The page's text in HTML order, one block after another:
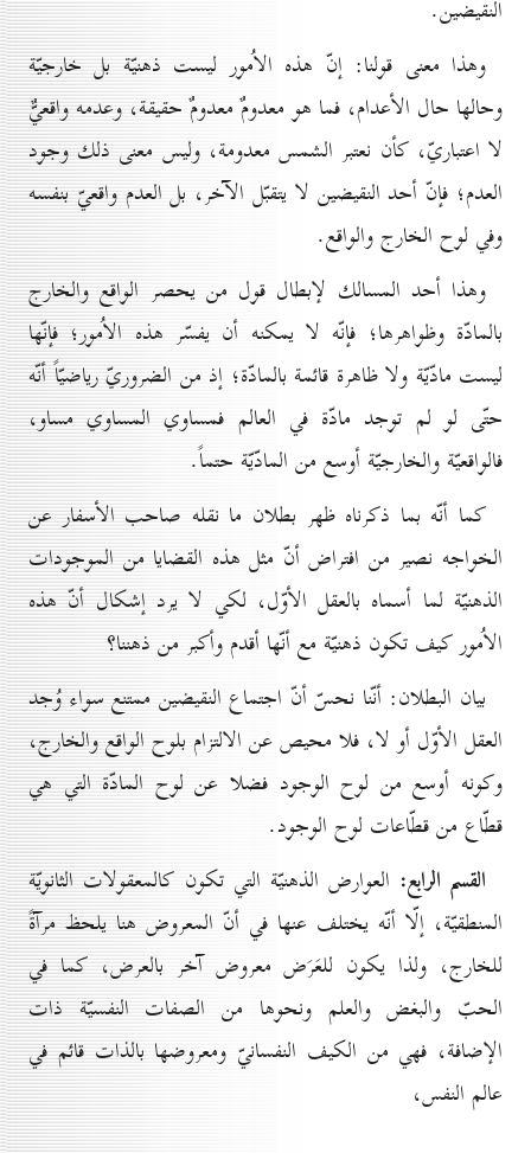
النقيضين.
وهذا معنى قولنا: إنّ هذه الاُمور ليست ذهنيّة بل خارجيّة
وحالها حال الأعدام، فما هو معدومٌ معدومٌ حقيقة، وعدمه واقعيٌّ
لا اعتباريّ، كأن نعتبر الشمس معدومة، وليس معنى ذلك وجود
العدم؛ فإنّ أحد النقيضين لا يتقبّل الآخر، بل العدم واقعيّ بنفسه
وفي لوح الخارج والواقع.
وهذا أحد المسالك لإبطال قول من يحصر الواقع والخارج
بالمادّة وظواهرها؛ فإنّه لا يمكنه أن يفسّر هذه الاُمور؛ فإنّها
ليست مادّيّة ولا ظاهرة قائمة بالمادّة؛ إذ من الضروريّ رياضيّاً أنّه
حتّى لو لم توجد مادّة في العالم فمساوي المساوي مساو،
فالواقعيّة والخارجيّة أوسع من المادّيّة حتماً.
كما أنّه بما ذكرناه ظهر بطلان ما نقله صاحب الأسفار عن
الخواجه نصير من افتراض أنّ مثل هذه القضايا من الموجودات
الذهنيّة لما أسماه بالعقل الأوّل، لكي لا يرد إشكال أنّ هذه
الاُمور كيف تكون ذهنيّة مع أنّها أقدم وأكبر من ذهننا؟
بيان البطلان: أنّنا نحسّ أنّ اجتماع النقيضين ممتنع سواء وُجد
العقل الأوّل أو لا، فلا محيص عن الالتزام بلوح الواقع والخارج،
وكونه أوسع من لوح الوجود فضلا عن لوح المادّة التي هي
قطّاع من قطّاعات لوح الوجود.
القسم الرابع: العوارض الذهنيّة التي تكون كالمعقولات الثانويّة
المنطقيّة، إلّا أنّه يختلف عنها في أنّ المعروض هنا يلحظ مرآةً
للخارج، ولذا يكون للعَرَض معروض آخر بالعرض، كما في
الحبّ والبغض والعلم ونحوها من الصفات النفسيّة ذات
الإضافة، فهي من الكيف النفسانيّ ومعروضها بالذات قائم في
عالم النفس،